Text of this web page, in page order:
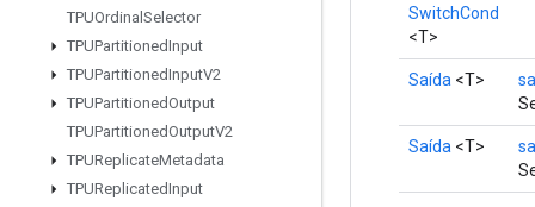
TPUOrdinal Selector
TPUPartitionedInput
TPUPartitionedInputV2
TPUPartitionedOutput
TPUPartitionedOutputV2
TPUReplicateMetadata
TPUReplicatedInput
SwitchCond
<T>
Saída <T>
Saída <T>